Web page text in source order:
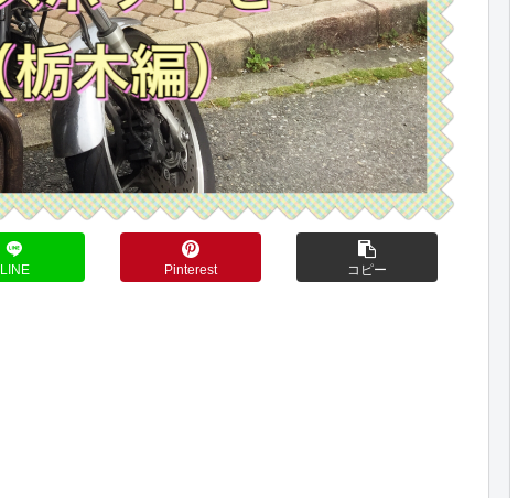
LINE Pinterest コピー